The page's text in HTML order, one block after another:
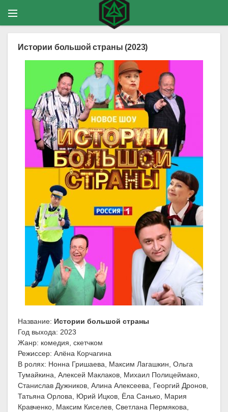
Истории большой страны (2023)
Название: Истории большой страны
Год выхода: 2023
Жанр: комедия, скетчком
Режиссер: Алёна Корчагина
В ролях: Нонна Гришаева, Максим Лагашкин, Ольга
Тумайкина, Алексей Маклаков, Михаил Полицеймако,
Станислав Дужников, Алина Алексеева, Георгий Дронов,
Татьяна Орлова, Юрий Ицков, Ёла Санько, Мария
Кравченко, Максим Киселев, Светлана Пермякова,